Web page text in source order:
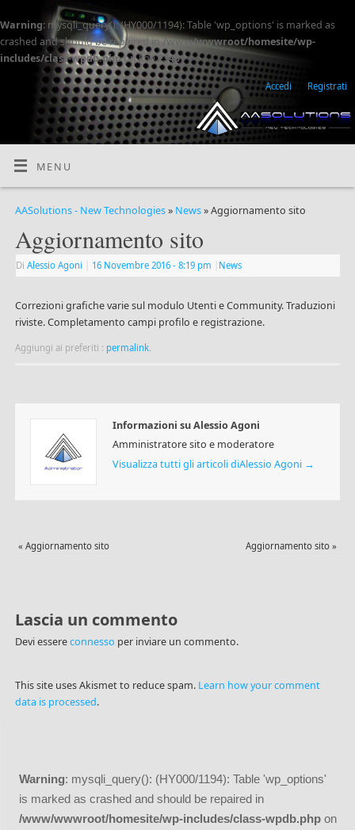
Warning: mysqli_query(): (HY000/1194): Table 'wp_options' is marked as
crashed and should be repaired in/www/wwwroot/homesite/wp-
includes/class-wpdb.phpon line2345
Accedi Registrati
MENU
AASolutions - New Technologies» News» Aggiornamento sito
Aggiornamento sito
Di Alessio Agoni 16 Novembre 2016 - 8:19 pm News
Correzioni grafiche varie sul modulo Utenti e Community. Traduzioni
riviste. Completamento campi profilo e registrazione.
Aggiungi ai preferiti : permalink.
Informazioni su Alessio Agoni
Amministratore sito e moderatore
Visualizza tutti gli articoli diAlessio Agoni →
« Aggiornamento sito Aggiornamento sito»
Lascia un commento
Devi essereconnesso per inviare un commento.
This site uses Akismet to reduce spam. Learn how your comment
data is processed.
Warning: mysqli_query(): (HY000/1194): Table 'wp_options'
is marked as crashed and should be repaired in
/www/wwwroot/homesite/wp-includes/class-wpdb.phpon